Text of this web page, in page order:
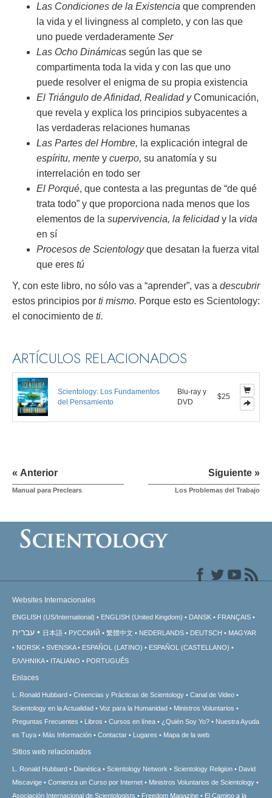
Las Condiciones de la Existencia que comprenden
la vida y el livingness al completo, y con las que
uno puede verdaderamente Ser
Las Ocho Dinámicas según las que se
compartimenta toda la vida y con las que uno
puede resolver el enigma de su propia existencia
El Triángulo de Afinidad, RealidadyComunicación,
que revela y explica los principios subyacentes a
las verdaderas relaciones humanas
Las Partes del Hombre, la explicación integral de
espíritu, mente y cuerpo, su anatomía y su
interrelación en todo ser
El Porqué, que contesta a las preguntas de “de qué
trata todo” y que proporciona nada menos que los
elementos de la supervivencia, la felicidady la vida
en sí
Procesos de Scientologyque desatan la fuerza vital
que eres tú
Y, con este libro, no sólo vas a “aprender”, vas a descubrir
estos principios por ti mismo. Porque esto es Scientology:
el conocimiento de ti.
ARTÍCULOS RELACIONADOS
Scientology: Los Fundamentos
del Pensamiento
Blu-ray y
DVD
$25
« Anterior
Manual para Preclears
Siguiente »
Los Problemas del Trabajo
Websites Internacionales
ENGLISH (US/International) ENGLISH (United Kingdom) DANSK FRANÇAIS
עברית 日本語 РУССКИЙ 繁體中文 NEDERLANDS DEUTSCH
MAGYAR
NORSK
SVENSKA ESPAÑOL (LATINO)
ESPAÑOL (CASTELLANO)
ΕΛΛΗΝΙΚA
ITALIANO PORTUGUÊS
Enlaces
L. Ronald Hubbard Creencias y Prácticas de Scientology
Canal de Video
Scientology en la Actualidad
Voz para la Humanidad
Ministros Voluntarios
Preguntas Frecuentes
Libros Cursos en línea ¿Quién Soy Yo?
Nuestra Ayuda
es Tuya
Más Información Contactar Lugares Mapa de la web
Sitios web relacionados
L. Ronald Hubbard Dianética Scientology Network Scientology Religion
David
Miscavige
Comienza un Curso por Internet
Ministros Voluntarios de Scientology
Asociación Internacional de Scientologists
Freedom Magazine El Camino a la